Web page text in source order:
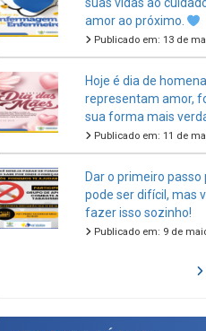
Publicado em: 13 de
sua forma mais
Publicado em: 11 de
fazer isso sozinho!
Publicado em: 9 de